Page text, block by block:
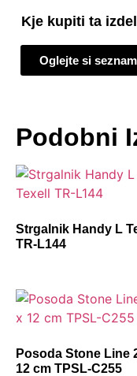
Kje kupiti ta
Oglejte si
Podobni
Strgalnik Handy L
TR-L144
Posoda Stone Line
12 cm TPSL-C255